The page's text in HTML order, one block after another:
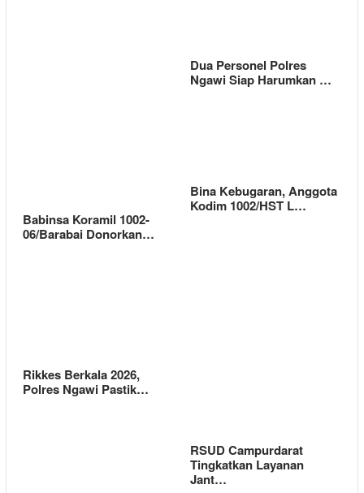
Dua Personel Polres
Ngawi Siap Harumkan …
Babinsa Koramil 1002-
06/Barabai Donorkan…
Bina Kebugaran, Anggota
Kodim 1002/HST L…
Rikkes Berkala 2026,
Polres Ngawi Pastik…
RSUD Campurdarat
Tingkatkan Layanan
Jant…